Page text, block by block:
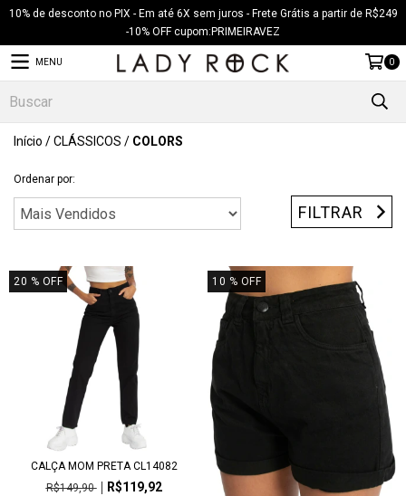
10% de desconto no PIX - Em até 6X sem juros - Frete Grátis a partir de R$249
-10% OFF cupom:PRIMEIRAVEZ
MENU 0
Início /CLÁSSICOS / COLORS
Ordenar por:
FILTRAR
20 % OFF
CALÇA MOM PRETA CL14082
R$149,90
R$119,92
10 % OFF